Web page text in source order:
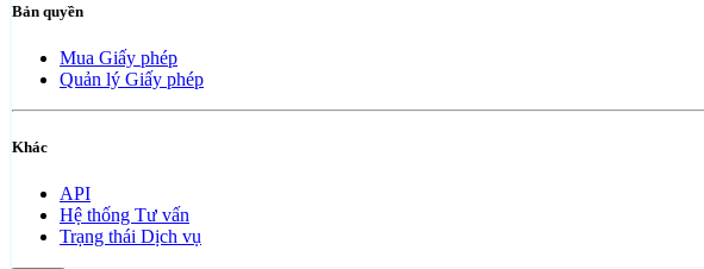
Bản quyền
Mua Giấy phép
Quản lý Giấy phép
Khác
API
Hệ thống Tư vấn
Trạng thái Dịch vụ